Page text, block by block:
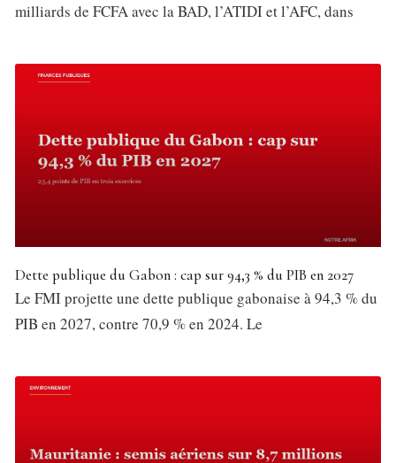
milliards de FCFA avec la BAD, l’ATIDI et l’AFC, dans
Dette publique du Gabon : cap sur 94,3 % du PIB en 2027
Le FMI projette une dette publique gabonaise à 94,3 % du
PIB en 2027, contre 70,9 % en 2024. Le